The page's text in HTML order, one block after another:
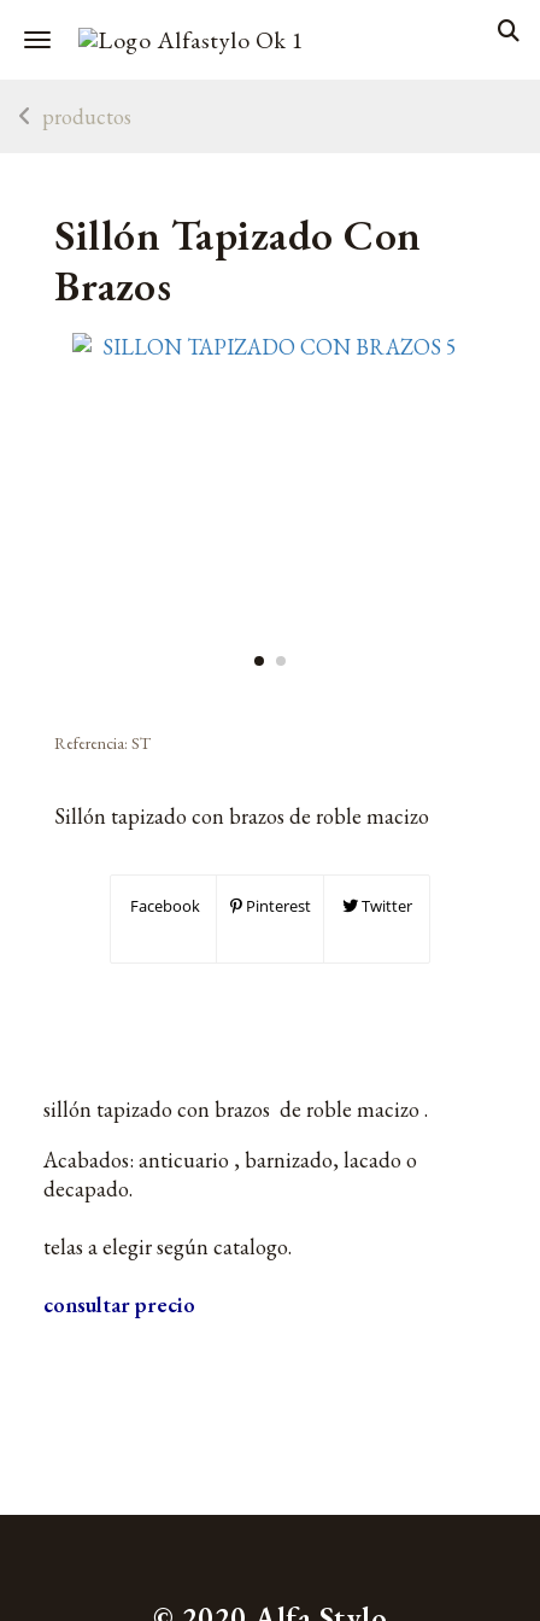
Toggle navigation
productos
Sillón Tapizado Con
Brazos
Referencia: ST
Sillón tapizado con brazos de roble macizo
Facebook Pinterest Twitter
sillón tapizado con brazos de roble macizo .
Acabados: anticuario , barnizado, lacado o
decapado.
telas a elegir según catalogo.
consultar precio